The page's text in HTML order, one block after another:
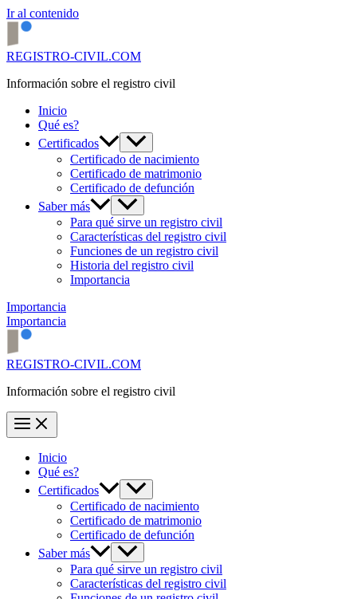
Ir al contenido
REGISTRO-CIVIL.COM
Información sobre el registro civil
Inicio
Qué es?
Certificados
Certificado de nacimiento
Certificado de matrimonio
Certificado de defunción
Saber más
Para qué sirve un registro civil
Características del registro civil
Funciones de un registro civil
Historia del registro civil
Importancia
Importancia
Importancia
REGISTRO-CIVIL.COM
Información sobre el registro civil
Inicio
Qué es?
Certificados
Certificado de nacimiento
Certificado de matrimonio
Certificado de defunción
Saber más
Para qué sirve un registro civil
Características del registro civil